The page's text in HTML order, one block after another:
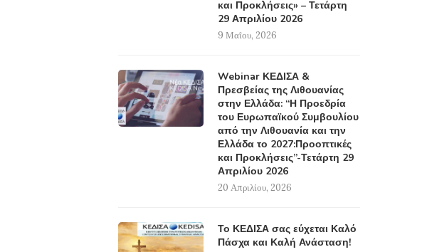
και Προκλήσεις» – Τετάρτη
29 Απριλίου 2026
9 Μαΐου, 2026
Webinar ΚΕΔΙΣΑ &
Πρεσβείας της Λιθουανίας
στην Ελλάδα: “Η Προεδρία
του Ευρωπαϊκού Συμβουλίου
από την Λιθουανία και την
Ελλάδα το 2027:Προοπτικές
και Προκλήσεις”-Τετάρτη 29
Απριλίου 2026
20 Απριλίου, 2026
Το ΚΕΔΙΣΑ σας εύχεται Καλό
Πάσχα και Καλή Ανάσταση!